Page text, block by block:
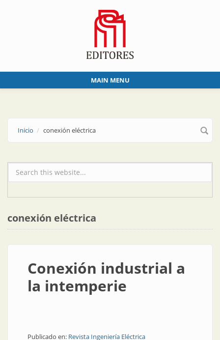
MAIN MENU
Inicio conexión eléctrica
Formulario de búsqueda
conexión eléctrica
Conexión industrial a
la intemperie
Publicado en: Revista Ingeniería Eléctrica